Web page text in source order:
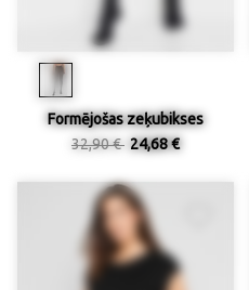
Formējošas zeķubikses
32,90 € 24,68 €